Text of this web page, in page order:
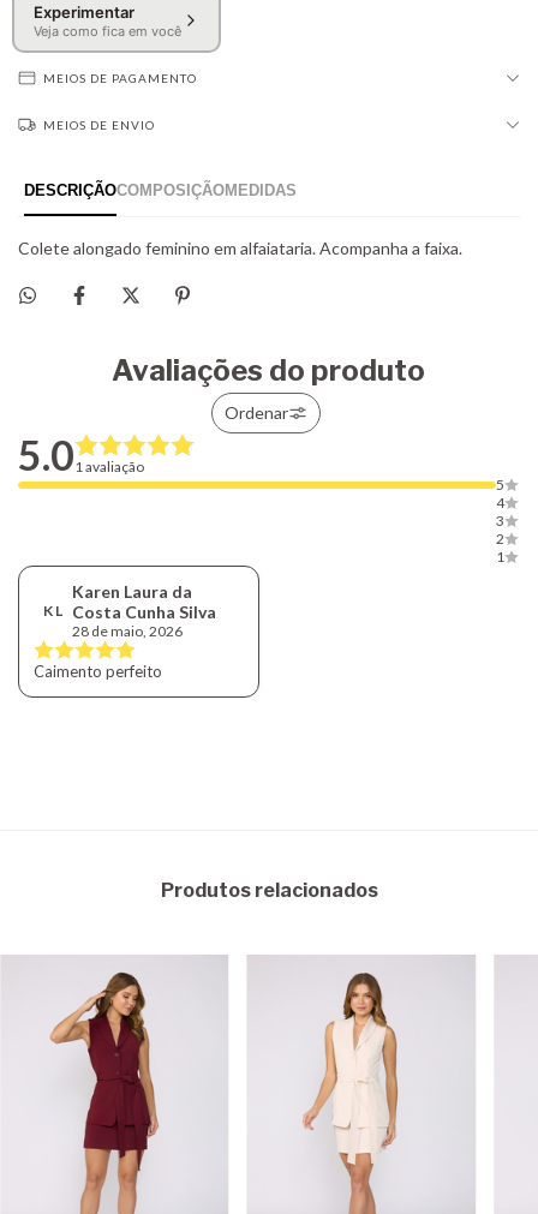
Experimentar
Veja como fica em você
MEIOS DE PAGAMENTO
MEIOS DE ENVIO
Avaliações do produto
Ordenar
5.01 avaliação
5
4
3
2
1
K L
Karen Laura da
Costa Cunha Silva
28 de maio, 2026
Caimento perfeito
Produtos relacionados